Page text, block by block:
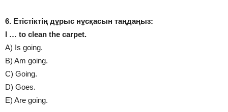
6. Етістіктің дұрыс нұсқасын таңдаңыз:
I … to clean the carpet.
A) Is going.
B) Am going.
C) Going.
D) Goes.
E) Are going.